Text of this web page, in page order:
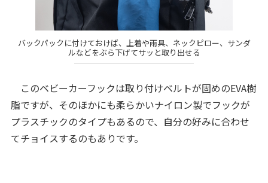
バックパックに付けておけば、上着や雨具、ネックピロー、サンダ
ルなどをぶら下げてサッと取り出せる
このベビーカーフックは取り付けベルトが固めのEVA樹
脂ですが、そのほかにも柔らかいナイロン製でフックが
プラスチックのタイプもあるので、自分の好みに合わせ
てチョイスするのもありです。